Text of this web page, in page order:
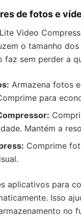
de fotos e
Video
o tamanho
faz sem perder a
Armazena fotos
para
Mantém a
Comprime
aplicativos para
Isso
no